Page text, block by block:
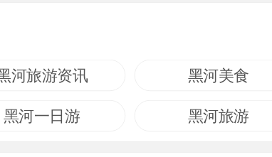
河旅游资讯 黑河美食
黑河一日游 黑河旅游